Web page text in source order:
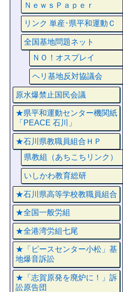
ＮｅｗｓＰａｐｅｒ
リンク 単産･県平和運動Ｃ
全国基地問題ネット
ＮＯ！オスプレイ
ヘリ基地反対協議会
原水爆禁止国民会議
★県平和運動センター機関紙
「PEACE 石川」
★石川県教職員組合ＨＰ
県教組（あちこちリンク）
いしかわ教育総研
★石川県高等学校教職員組合
★全国一般労組
★全港湾労組七尾
★「ピースセンター小松」基
地爆音訴訟
★「志賀原発を廃炉に！」訴
訟原告団